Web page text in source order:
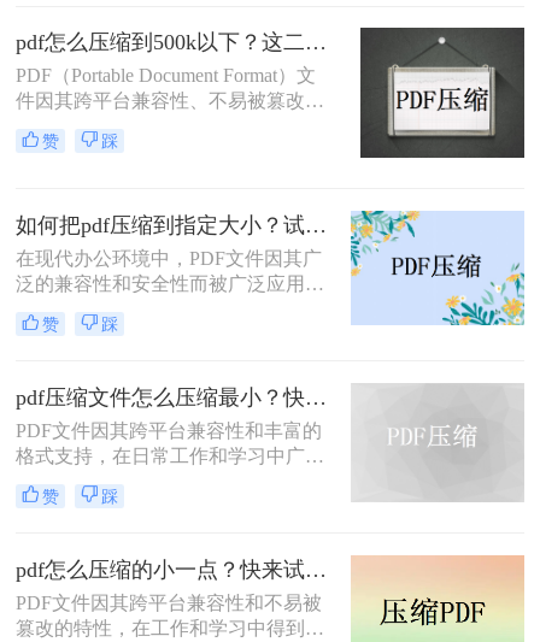
不仅占用存储空间，还经常因超过邮
箱附件限制或上传耗时过长而影响办
公效率。那么PDF 文档怎么压缩小一
点呢？本文从压缩效果、操作难度、
处理速度、隐私安全四个维度，对比
五种主流压缩方案，帮助您根据实际
pdf怎么压缩到500k以下？这二种压缩方法你可以轻松学会！
PDF（Portable Document Format）文
件因其跨平台兼容性、不易被篡改的
特性以及保持文档格式一致性的能
力，在日常办公和文件分享中得到了
上传、发送或存储。那么pdf怎么压缩
到500k以下呢？本文将介绍两种将
PDF文件压缩到500K以下的方法。
赞 踩
如何把pdf压缩到指定大小？试试这4种压缩方法！
在现代办公环境中，PDF文件因其广
泛的兼容性和安全性而被广泛应用。
然而，当这些文件过大时，会带来传
输不便、占用过多存储空间等问题。
变得尤为重要。本文将详细介绍四种
常用的方法，帮助您轻松应对这一挑
战。
赞 踩
pdf压缩文件怎么压缩最小？快来试着使用这三种压缩方法！
PDF文件因其跨平台兼容性和丰富的
格式支持，在日常工作和学习中广泛
应用。然而，有时我们需要将PDF文
件压缩到最小，以便更高效地存储和
呢？本文将介绍三种实用的PDF压缩
方法。
赞 踩
pdf怎么压缩的小一点？快来试试这4种压缩方法！
PDF文件因其跨平台兼容性和不易被
篡改的特性，在工作和学习中得到了